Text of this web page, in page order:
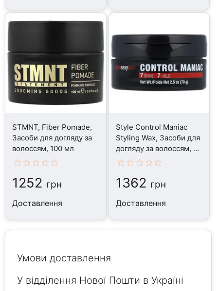
STMNT, Fiber Pomade,
Засоби для догляду за
волоссям, 100 мл
1252 грн
Доставлення
Style Control Maniac
Styling Wax, Засоби для
догляду за волоссям, 70
г
1362 грн
Доставлення
Умови доставлення
У відділення Нової Пошти в Україні